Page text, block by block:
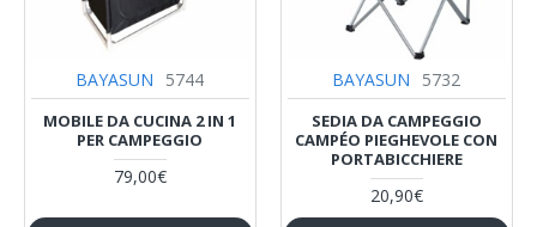
BAYASUN 5744
MOBILE DA CUCINA 2 IN 1
PER CAMPEGGIO
79,00€
BAYASUN 5732
SEDIA DA CAMPEGGIO
CAMPÉO PIEGHEVOLE CON
PORTABICCHIERE
20,90€